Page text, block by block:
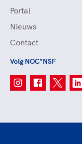
Portal
Nieuws
Contact
Volg NOC*NSF